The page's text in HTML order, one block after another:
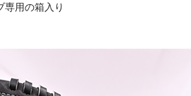
専用の箱入り